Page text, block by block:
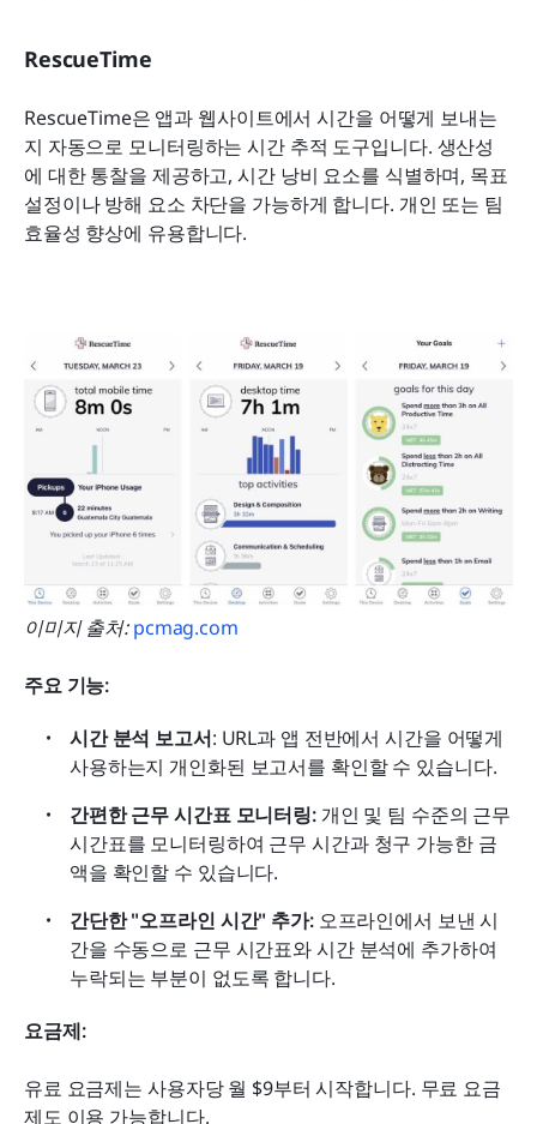
RescueTime
RescueTime은 앱과 웹사이트에서 시간을 어떻게 보내는
지 자동으로 모니터링하는 시간 추적 도구입니다. 생산성
에 대한 통찰을 제공하고, 시간 낭비 요소를 식별하며, 목표
설정이나 방해 요소 차단을 가능하게 합니다. 개인 또는 팀
효율성 향상에 유용합니다.
이미지 출처: pcmag.com
주요 기능:
시간 분석 보고서: URL과 앱 전반에서 시간을 어떻게
사용하는지 개인화된 보고서를 확인할 수 있습니다.
간편한 근무 시간표 모니터링: 개인 및 팀 수준의 근무
시간표를 모니터링하여 근무 시간과 청구 가능한 금
액을 확인할 수 있습니다.
간단한 "오프라인 시간" 추가: 오프라인에서 보낸 시
간을 수동으로 근무 시간표와 시간 분석에 추가하여
누락되는 부분이 없도록 합니다.
요금제:
유료 요금제는 사용자당 월 $9부터 시작합니다. 무료 요금
제도 이용 가능합니다.